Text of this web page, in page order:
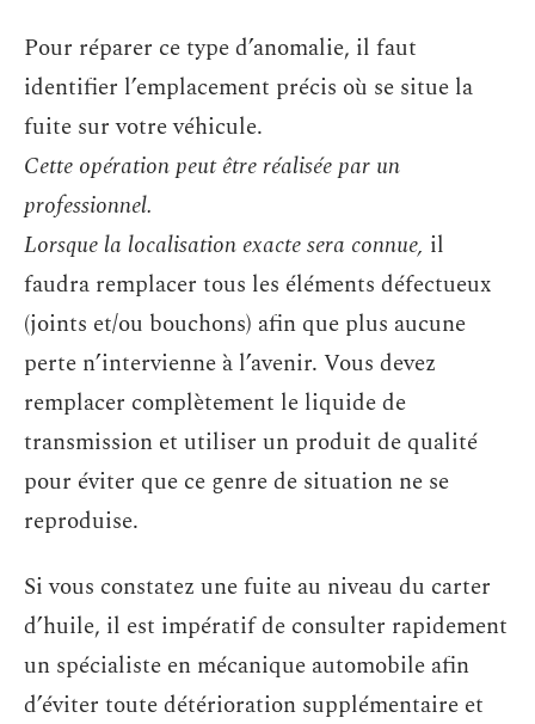
Pour réparer ce type d’anomalie, il faut
identifier l’emplacement précis où se situe la
fuite sur votre véhicule.
Cette opération peut être réalisée par un
professionnel.
Lorsque la localisation exacte sera connue, il
faudra remplacer tous les éléments défectueux
(joints et/ou bouchons) afin que plus aucune
perte n’intervienne à l’avenir. Vous devez
remplacer complètement le liquide de
transmission et utiliser un produit de qualité
pour éviter que ce genre de situation ne se
reproduise.
Si vous constatez une fuite au niveau du carter
d’huile, il est impératif de consulter rapidement
un spécialiste en mécanique automobile afin
d’éviter toute détérioration supplémentaire et